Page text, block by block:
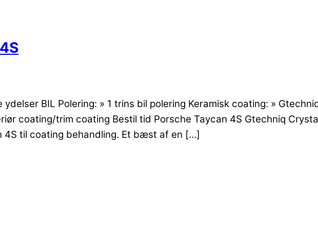
ydelser BIL Polering: » 1 trins bil polering Keramisk coating: »
coating/trim coating Bestil tid Porsche Taycan 4S Gtechniq
4S til coating behandling. Et bæst af en […]